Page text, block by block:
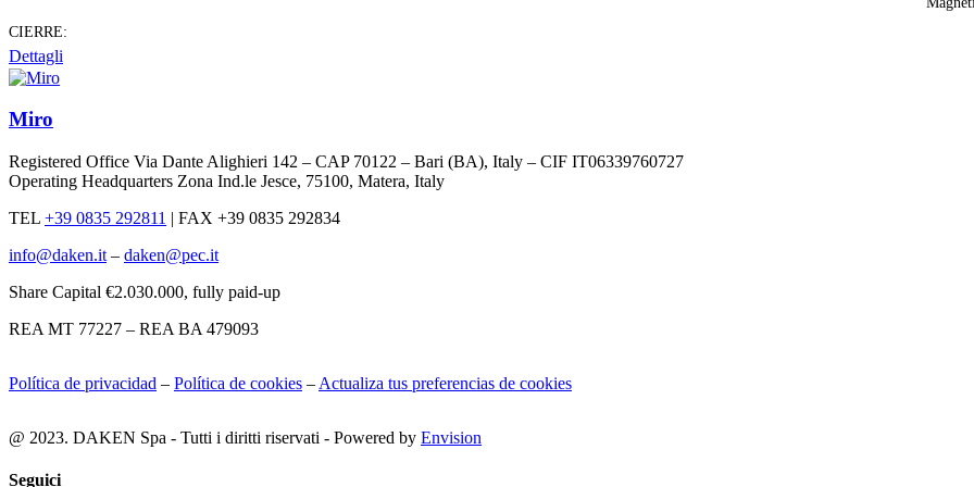
CIERRE:
Dettagli
Miro
Registered Office Via Dante Alighieri 142 – CAP 70122 – Bari (BA), Italy – CIF IT06339760727
Operating Headquarters Zona Ind.le Jesce, 75100, Matera, Italy
TEL +39 0835 292811 | FAX +39 0835 292834
info@daken.it – daken@pec.it
Share Capital €2.030.000, fully paid-up
REA MT 77227 – REA BA 479093
Política de privacidad – Política de cookies – Actualiza tus preferencias de cookies
@ 2023. DAKEN Spa - Tutti i diritti riservati - Powered by Envision
Seguici